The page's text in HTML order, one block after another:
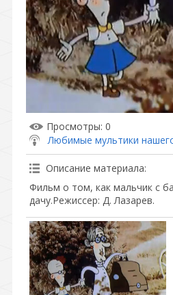
Просмотры: 0
Любимые мультики
Описание материала:
Фильм о том, как мальчик с
дачу.Режиссер: Д. Лазарев.